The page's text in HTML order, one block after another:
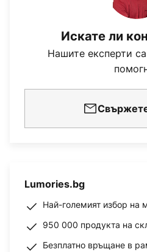
Искате ли
Нашите експерти
Lumories.bg
Най-големият избор на
950 000 продукта на
Безплатно връщане в